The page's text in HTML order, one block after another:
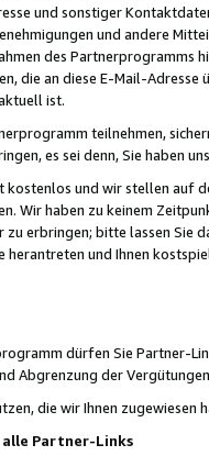
und sonstiger
und andere
des Partnerprogramms
die an diese E-Mail-
ist.
teilnehmen,
es sei denn, Sie haben
und wir stellen auf
Wir haben zu keinem
erbringen; bitte lassen Sie
herantreten und Ihnen
dürfen Sie Partner-
Abgrenzung der
die wir Ihnen zugewiesen
Partner-Links